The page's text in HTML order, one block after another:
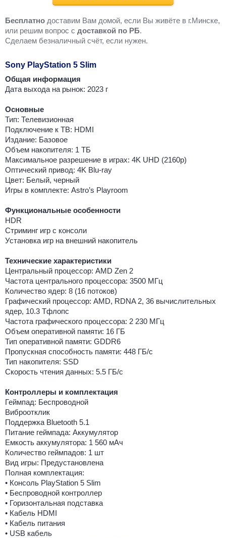
Бесплатно доставим Вам домой, если Вы живёте в г.Минске,
или решим вопрос с доставкой по РБ.
Cделаем безналичный счёт, если нужен.
Sony PlayStation 5 Slim
Общая информация
Дата выхода на рынок: 2023 г
Основные
Тип: Телевизионная
Подключение к ТВ: HDMI
Издание: Базовое
Объем накопителя: 1 ТБ
Максимальное разрешение в играх: 4K UHD (2160p)
Оптический привод: 4K Blu-ray
Цвет: Белый, черный
Игры в комплекте: Astro’s Playroom
Функциональные особенности
HDR
Стриминг игр с консоли
Установка игр на внешний накопитель
Технические характеристики
Центральный процессор: AMD Zen 2
Частота центрального процессора: 3500 МГц
Количество ядер: 8 (16 потоков)
Графический процессор: AMD, RDNA 2, 36 вычислительных
ядер, 10.3 Тфлопс
Частота графического процессора: 2 230 МГц
Объем оперативной памяти: 16 ГБ
Тип оперативной памяти: GDDR6
Пропускная способность памяти: 448 ГБ/с
Тип накопителя: SSD
Скорость чтения данных: 5.5 ГБ/с
Контроллеры и комплектация
Геймпад: Беспроводной
Виброотклик
Поддержка Bluetooth 5.1
Питание геймпада: Аккумулятор
Емкость аккумулятора: 1 560 мАч
Количество геймпадов: 1 шт
Вид игры: Предустановлена
Полная комплектация:
• Консоль PlayStation 5 Slim
• Беспроводной контроллер
• Горизонтальная подставка
• Кабель HDMI
• Кабель питания
• USB кабель